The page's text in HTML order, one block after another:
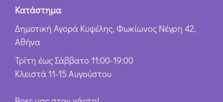
Κατάστημα
Δημοτική Αγορά Κυψέλης, Φωκίωνος Νέγρη 42,
Αθήνα
Τρίτη έως Σάββατο 11:00-19:00
Κλειστά 11-15 Αυγούστου